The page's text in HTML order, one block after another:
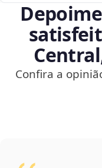
Confira a